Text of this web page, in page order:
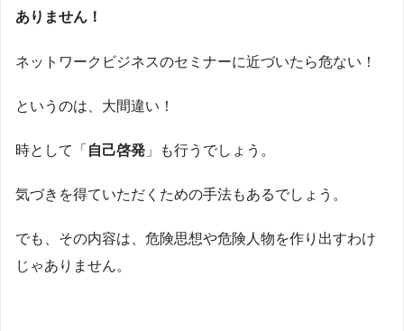
ありません！
ネットワークビジネスのセミナーに近づいたら危ない！
というのは、大間違い！
時として「 自己啓発 」も行うでしょう。
気づきを得ていただくための手法もあるでしょう。
でも、その内容は、危険思想や危険人物を作り出すわけ
じゃありません。